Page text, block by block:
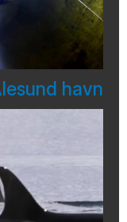
havn